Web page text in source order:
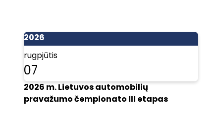
2026
rugpjūtis
07
2026 m. Lietuvos automobilių
pravažumo čempionato III etapas